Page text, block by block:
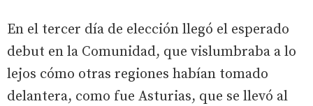
En el tercer día de elección llegó el esperado
debut en la Comunidad, que vislumbraba a lo
lejos cómo otras regiones habían tomado
delantera, como fue Asturias, que se llevó al